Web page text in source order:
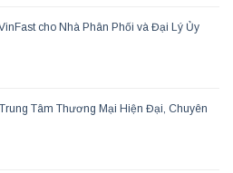
cho Nhà Phân Phối và Đại Lý Ủy
Tâm Thương Mại Hiện Đại, Chuyên